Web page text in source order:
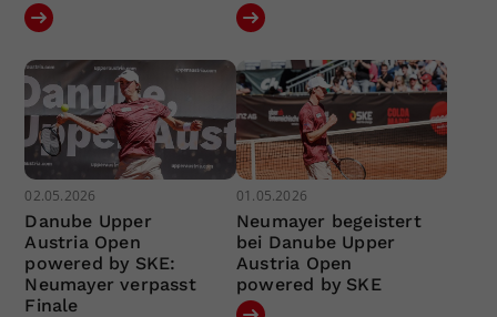
02.05.2026
Danube Upper
Austria Open
powered by SKE:
Neumayer verpasst
Finale
01.05.2026
Neumayer begeistert
bei Danube Upper
Austria Open
powered by SKE